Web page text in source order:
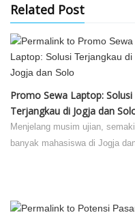
Related Post
Promo Sewa Laptop: Solusi
Terjangkau di Jogja dan
Menjelang musim ujian,
banyak mahasiswa di Jogja